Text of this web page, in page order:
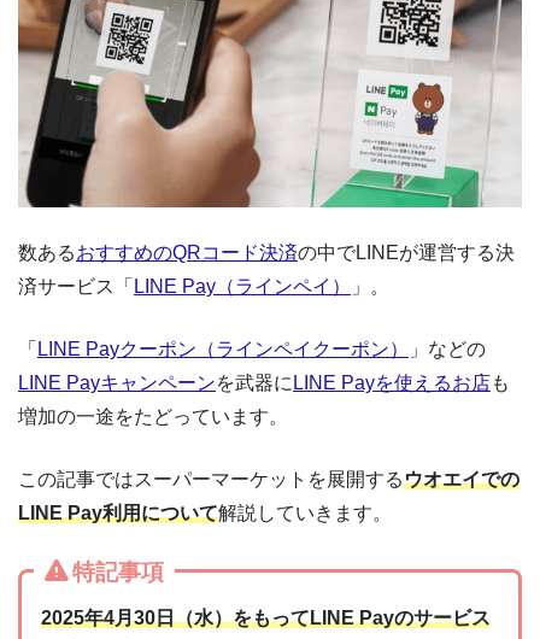
数あるおすすめのQRコード決済の中でLINEが運営する決
済サービス「 LINE Pay（ラインペイ） 」。
「 LINE Payクーポン（ラインペイクーポン）
」などの
LINE Payキャンペーンを武器に LINE Payを使えるお店も
増加の一途をたどっています。
この記事ではスーパーマーケットを展開するウオエイでの
LINE Pay利用について解説していきます。
特記事項
2025年4月30日（水）をもってLINE Payのサービス